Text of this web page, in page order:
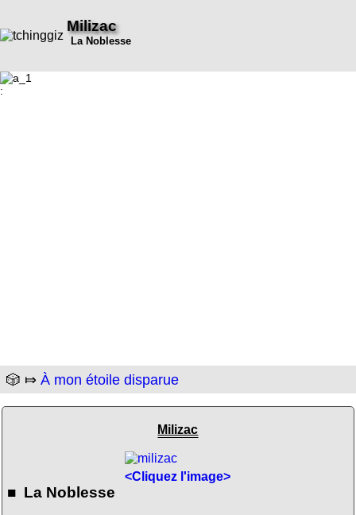
Milizac
La Noblesse
:
🎲 ⤇ À mon étoile disparue
Milizac
<Cliquez l'image>
■ La Noblesse